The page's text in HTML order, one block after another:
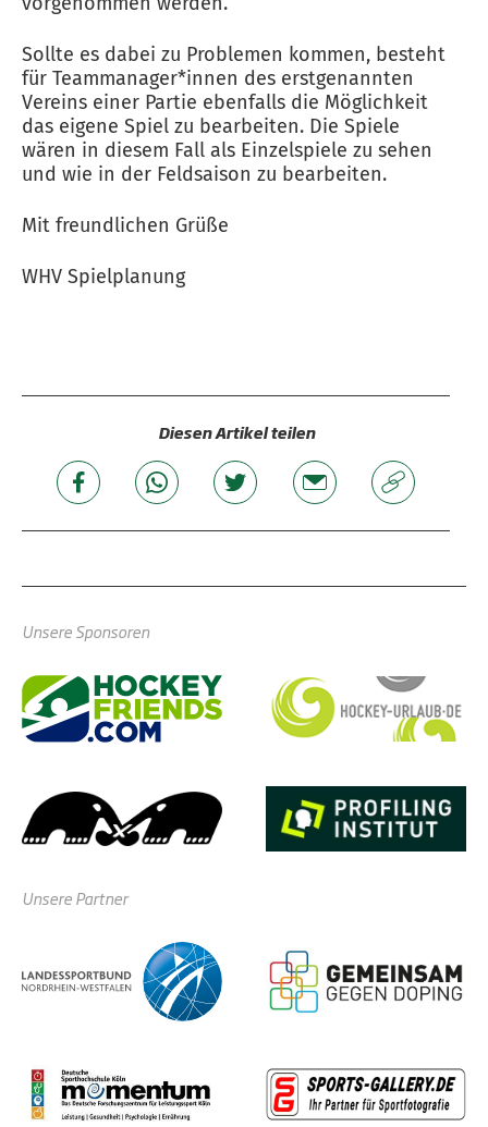
Sollte es dabei zu Problemen kommen, besteht
für Teammanager*innen des erstgenannten
Vereins einer Partie ebenfalls die Möglichkeit
das eigene Spiel zu bearbeiten. Die Spiele
wären in diesem Fall als Einzelspiele zu sehen
und wie in der Feldsaison zu bearbeiten.
Mit freundlichen Grüße
WHV Spielplanung
Diesen Artikel teilen
Unsere Sponsoren
Unsere Partner